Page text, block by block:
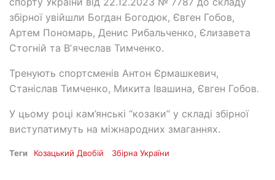
збірної увійшли Богдан Богодюк, Євген Гобов,
Артем Пономарь, Денис Рибальченко, Єлизавета
Стогній та Вʼячеслав Тимченко.
Тренують спортсменів Антон Єрмашкевич,
Станіслав Тимченко, Микита Івашина, Євген Гобов.
У цьому році кам’янські “козаки” у складі збірної
виступатимуть на міжнародних змаганнях.
Теги Козацький Двобій Збірна України